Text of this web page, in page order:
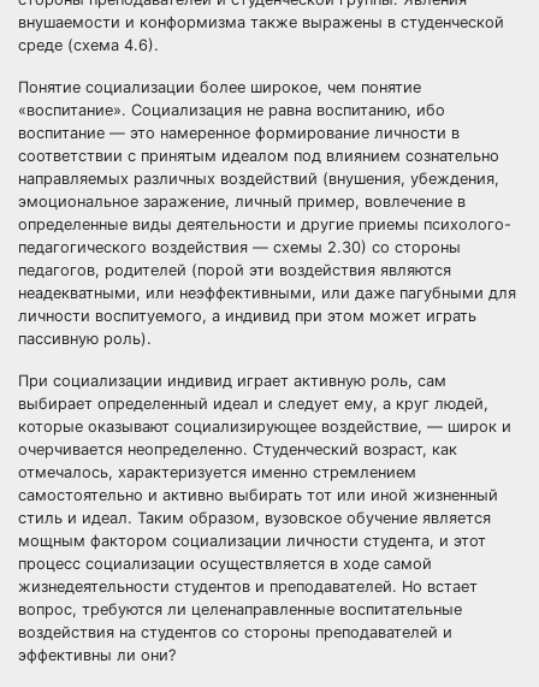
внушаемости и конформизма также выражены в студенческой
среде (схема 4.6).
Понятие социализации более широкое, чем понятие
«воспитание». Социализация не равна воспитанию, ибо
воспитание — это намеренное формирование личности в
соответствии с принятым идеалом под влиянием сознательно
направляемых различных воздействий (внушения, убеждения,
эмоциональное заражение, личный пример, вовлечение в
определенные виды деятельности и другие приемы психолого-
педагогического воздействия — схемы 2.30) со стороны
педагогов, родителей (порой эти воздействия являются
неадекватными, или неэффективными, или даже пагубными для
личности воспитуемого, а индивид при этом может играть
пассивную роль).
При социализации индивид играет активную роль, сам
выбирает определенный идеал и следует ему, а круг людей,
которые оказывают социализирующее воздействие, — широк и
очерчивается неопределенно. Студенческий возраст, как
отмечалось, характеризуется именно стремлением
самостоятельно и активно выбирать тот или иной жизненный
стиль и идеал. Таким образом, вузовское обучение является
мощным фактором социализации личности студента, и этот
процесс социализации осуществляется в ходе самой
жизнедеятельности студентов и преподавателей. Но встает
вопрос, требуются ли целенаправленные воспитательные
воздействия на студентов со стороны преподавателей и
эффективны ли они?